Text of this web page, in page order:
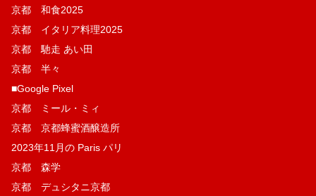
京都 和食2025
京都 イタリア料理2025
京都 馳走 あい田
京都 半々
■Google Pixel
京都 ミール・ミィ
京都 京都蜂蜜酒醸造所
2023年11月の Paris パリ
京都 森学
京都 デュシタニ京都